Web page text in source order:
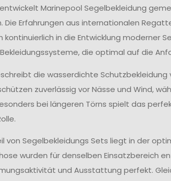
Marinepool Segelbekleidung
Erfahrungen aus internationalen
kontinuierlich in die Entwicklung moderner
Bekleidungssysteme, die optimal auf die
die wasserdichte Schutzbekleidung
zuverlässig vor Nässe und Wind,
bei längeren Törns spielt das
von Segelbekleidungs Sets liegt in der
wurden für denselben Einsatzbereich
und Ausstattung perfekt.